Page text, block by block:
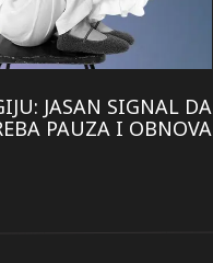
JASAN SIGNAL DA
PAUZA I OBNOVA